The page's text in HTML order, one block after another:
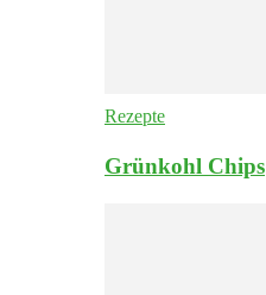
Rezepte
Grünkohl Chips